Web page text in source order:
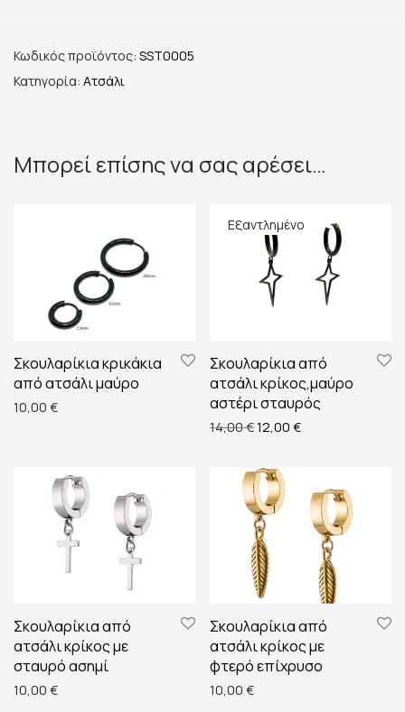
Κωδικός προϊόντος: SST0005
Κατηγορία: Ατσάλι
Μπορεί επίσης να σας αρέσει…
Σκουλαρίκια κρικάκια
από ατσάλι μαύρο
10,00 €
Σκουλαρίκια από
ατσάλι κρίκος,μαύρο
αστέρι σταυρός
14,00€Original price was: 14,00
12,00 €Η τρέχουσα τιμή
Σκουλαρίκια από
ατσάλι κρίκος με
σταυρό ασημί
10,00 €
Σκουλαρίκια από
ατσάλι κρίκος με
φτερό επίχρυσο
10,00 €